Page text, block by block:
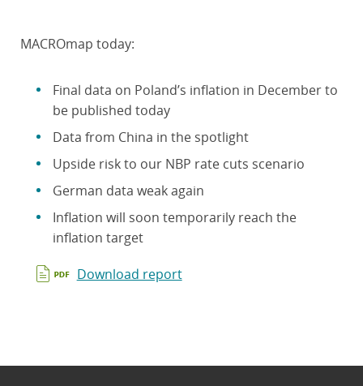
MACROmap today:
Final data on Poland’s inflation in December to
be published today
Data from China in the spotlight
Upside risk to our NBP rate cuts scenario
German data weak again
Inflation will soon temporarily reach the
inflation target
Download report